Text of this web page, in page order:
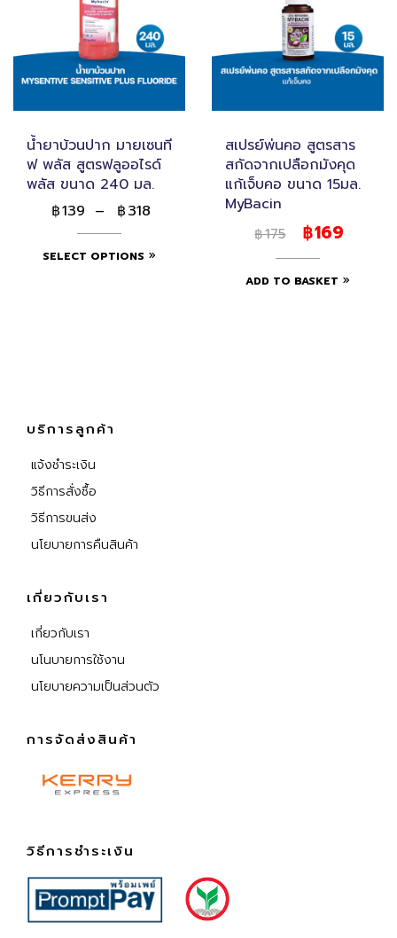
น้ำยาบ้วนปาก มายเซนที
ฟ พลัส สูตรฟลูออไรด์
พลัส ขนาด 240 มล.
฿139 – ฿318
SELECT OPTIONS
สเปรย์พ่นคอ สูตรสาร
สกัดจากเปลือกมังคุด
แก้เจ็บคอ ขนาด 15มล.
MyBacin
฿175 ฿169
ADD TO BASKET
บริการลูกค้า
แจ้งชำระเงิน
วิธีการสั่งซื้อ
วิธีการขนส่ง
นโยบายการคืนสินค้า
เกี่ยวกับเรา
เกี่ยวกับเรา
นโนบายการใช้งาน
นโยบายความเป็นส่วนตัว
การจัดส่งสินค้า
วิธีการชำระเงิน